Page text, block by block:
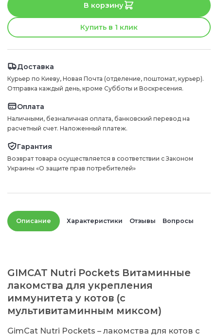
В корзину
Купить в 1 клик
Доставка
Курьер по Киеву, Новая Почта (отделение, поштомат, курьер).
Отправка каждый день, кроме Субботы и Воскресения.
Оплата
Наличными, безналичная оплата, банковский перевод на
расчетный счет. Наложенный платеж.
Гарантия
Возврат товара осуществляется в соответствии с Законом
Украины «О защите прав потребителей»
Описание Характеристики Отзывы Вопросы
GIMCAT Nutri Pockets Витаминные
лакомства для укрепления
иммунитета у котов (с
мультивитаминным миксом)
GimCat Nutri Pockets – лакомства для котов с